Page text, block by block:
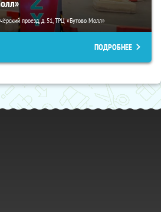
проезд, д. 51, ТРЦ «Бутово Молл»
ПОДРОБНЕЕ